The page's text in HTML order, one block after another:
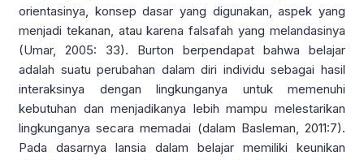
orientasinya, konsep dasar yang digunakan, aspek yang
menjadi tekanan, atau karena falsafah yang melandasinya
(Umar, 2005: 33). Burton berpendapat bahwa belajar
adalah suatu perubahan dalam diri individu sebagai hasil
interaksinya dengan lingkunganya untuk memenuhi
kebutuhan dan menjadikanya lebih mampu melestarikan
lingkunganya secara memadai (dalam Basleman, 2011:7).
Pada dasarnya lansia dalam belajar memiliki keunikan